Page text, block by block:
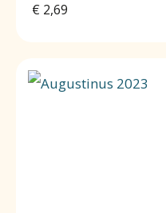
€ 2,69